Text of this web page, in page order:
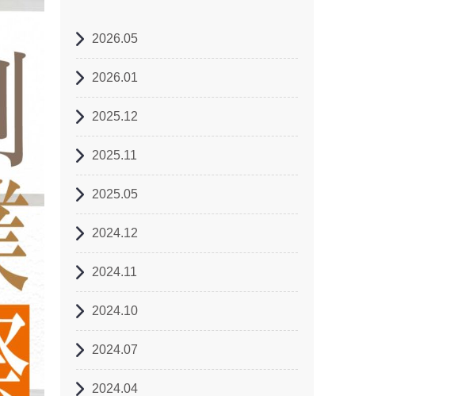
2026.05
2026.01
2025.12
2025.11
2025.05
2024.12
2024.11
2024.10
2024.07
2024.04